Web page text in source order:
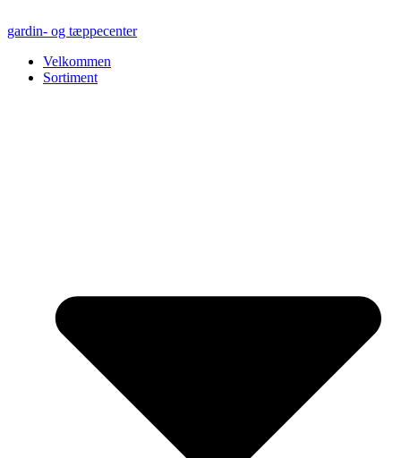
til
gardin- og tæppecenter
Velkommen
Sortiment